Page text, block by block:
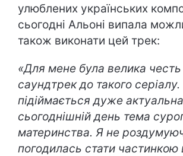
улюблених українських
сьогодні Альоні випала
також виконати цей трек:
«Для мене була велика
саундтрек до такого
підіймається дуже
сьогоднішній день тема
материнства. Я не
погодилась стати частинкою